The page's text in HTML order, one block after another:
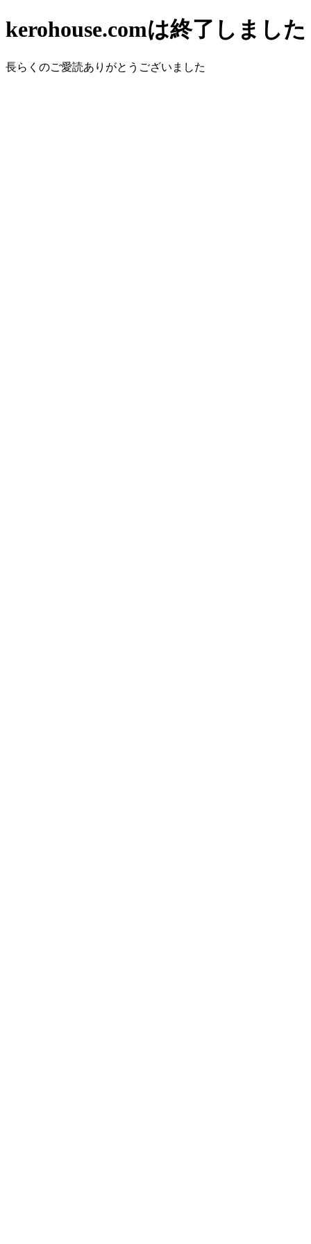
kerohouse.comは終了しました
長らくのご愛読ありがとうございました